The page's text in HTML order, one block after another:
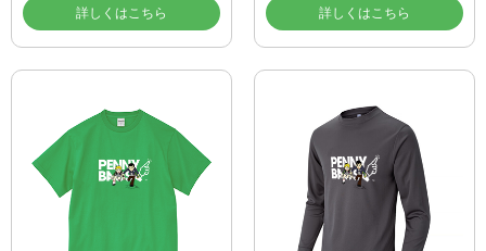
詳しくはこちら 詳しくはこちら